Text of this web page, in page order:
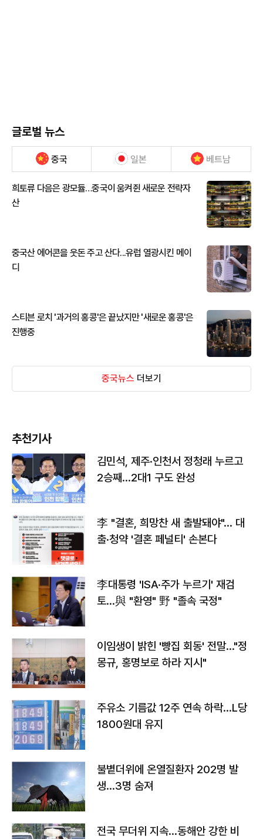
글로벌 뉴스
중국 일본 베트남
희토류 다음은 광모듈…중국이 움켜쥔 새로운 전략자
산
중국산 에어콘을 웃돈 주고 산다...유럽 열광시킨 메이
디
스티븐 로치 '과거의 홍콩'은 끝났지만 '새로운 홍콩'은
진행중
중국뉴스 더보기
추천기사
김민석, 제주·인천서 정청래 누르고
2승째…2대1 구도 완성
李 "결혼, 희망찬 새 출발돼야"… 대
출·청약 '결혼 페널티' 손본다
李대통령 'ISA·주가 누르기' 재검
토…與 "환영" 野 "졸속 국정"
이임생이 밝힌 '빵집 회동' 전말…"정
몽규, 홍명보로 하라 지시"
주유소 기름값 12주 연속 하락…L당
1800원대 유지
불볕더위에 온열질환자 202명 발
생…3명 숨져
전국 무더위 지속…동해안 강한 비